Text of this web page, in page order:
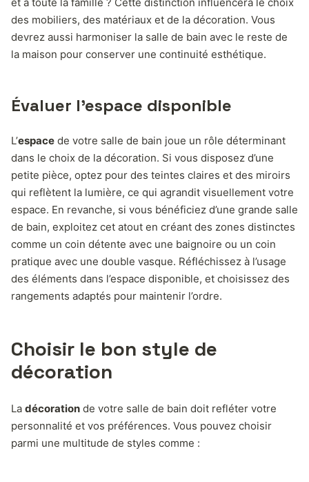
des mobiliers, des matériaux et de la décoration. Vous
devrez aussi harmoniser la salle de bain avec le reste de
la maison pour conserver une continuité esthétique.
Évaluer l’espace disponible
L’espace de votre salle de bain joue un rôle déterminant
dans le choix de la décoration. Si vous disposez d’une
petite pièce, optez pour des teintes claires et des miroirs
qui reflètent la lumière, ce qui agrandit visuellement votre
espace. En revanche, si vous bénéficiez d’une grande salle
de bain, exploitez cet atout en créant des zones distinctes
comme un coin détente avec une baignoire ou un coin
pratique avec une double vasque. Réfléchissez à l’usage
des éléments dans l’espace disponible, et choisissez des
rangements adaptés pour maintenir l’ordre.
Choisir le bon style de
décoration
La décoration de votre salle de bain doit refléter votre
personnalité et vos préférences. Vous pouvez choisir
parmi une multitude de styles comme :